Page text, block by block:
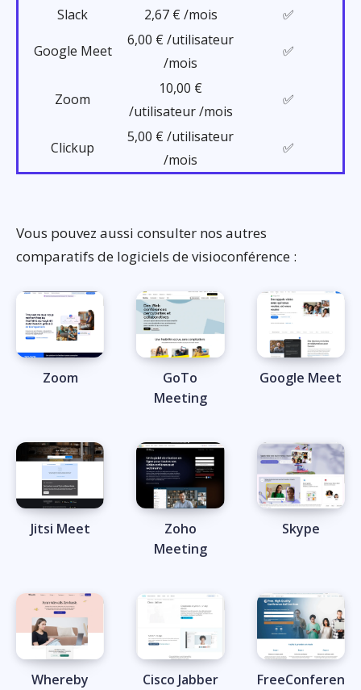
Slack 2,67 € /mois ✅
Google Meet
6,00 € /utilisateur
/mois
✅
Zoom
10,00 €
/utilisateur /mois
✅
Clickup
5,00 € /utilisateur
/mois
✅
Vous pouvez aussi consulter nos autres
comparatifs de logiciels de visioconférence :
Zoom
GoTo
Meeting
Google Meet
Jitsi Meet
Zoho
Meeting
Skype
Whereby Cisco Jabber
FreeConferen